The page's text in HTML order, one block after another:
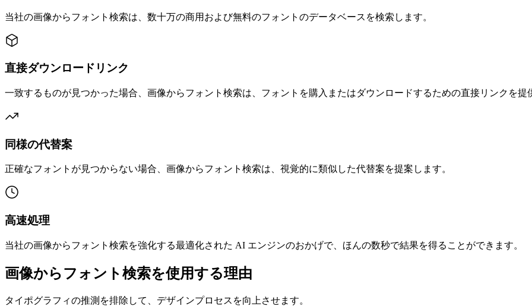
当社の画像からフォント検索は、数十万の商用および無料のフォントのデータベースを検索します。
直接ダウンロードリンク
一致するものが見つかった場合、画像からフォント検索は、フォントを購入またはダウンロードするための直接リンクを提
同様の代替案
正確なフォントが見つからない場合、画像からフォント検索は、視覚的に類似した代替案を提案します。
高速処理
当社の画像からフォント検索を強化する最適化された AI エンジンのおかげで、ほんの数秒で結果を得ることができます。
画像からフォント検索を使用する理由
タイポグラフィの推測を排除して、デザインプロセスを向上させます。